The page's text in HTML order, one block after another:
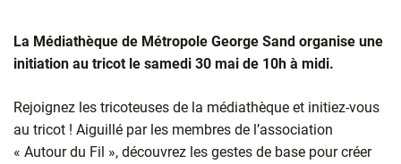
La Médiathèque de Métropole George Sand organise une
initiation au tricot le samedi 30 mai de 10h à midi.
Rejoignez les tricoteuses de la médiathèque et initiez-vous
au tricot ! Aiguillé par les membres de l’association
« Autour du Fil », découvrez les gestes de base pour créer